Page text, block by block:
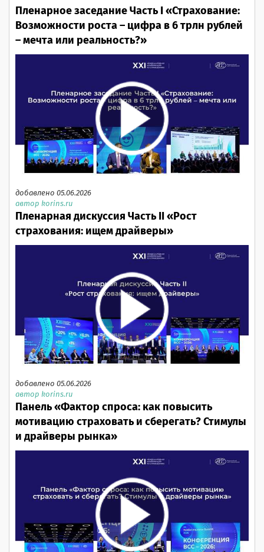
Пленарное заседание Часть I «Страхование:
Возможности роста – цифра в 6 трлн рублей
– мечта или реальность?»
добавлено 05.06.2026
автор korins.ru
Пленарная дискуссия Часть II «Рост
страхования: ищем драйверы»
добавлено 05.06.2026
автор korins.ru
Панель «Фактор спроса: как повысить
мотивацию страховать и сберегать? Стимулы
и драйверы рынка»